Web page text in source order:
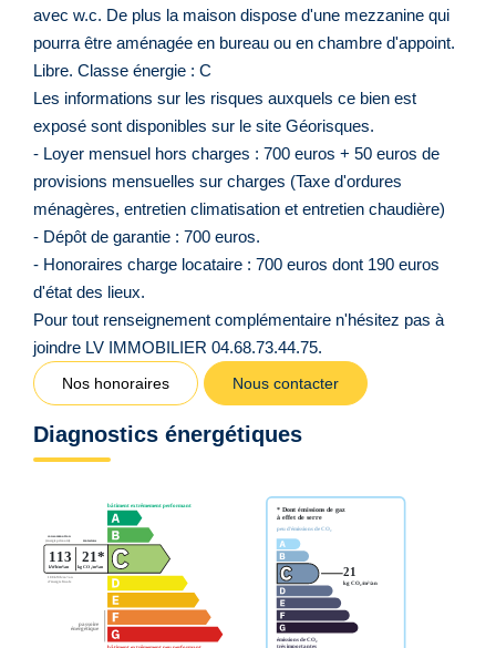
avec w.c. De plus la maison dispose d'une mezzanine qui
pourra être aménagée en bureau ou en chambre d'appoint.
Libre. Classe énergie : C
Les informations sur les risques auxquels ce bien est
exposé sont disponibles sur le site Géorisques.
- Loyer mensuel hors charges : 700 euros + 50 euros de
provisions mensuelles sur charges (Taxe d'ordures
ménagères, entretien climatisation et entretien chaudière)
- Dépôt de garantie : 700 euros.
- Honoraires charge locataire : 700 euros dont 190 euros
d'état des lieux.
Pour tout renseignement complémentaire n'hésitez pas à
joindre LV IMMOBILIER 04.68.73.44.75.
Nos honoraires Nous contacter
Diagnostics énergétiques